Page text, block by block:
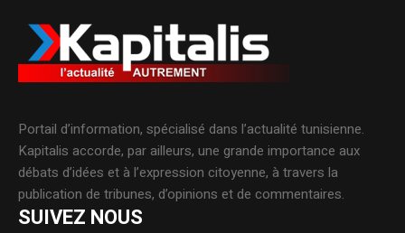
Portail d’information, spécialisé dans l’actualité tunisienne.
Kapitalis accorde, par ailleurs, une grande importance aux
débats d’idées et à l’expression citoyenne, à travers la
publication de tribunes, d’opinions et de commentaires.
SUIVEZ NOUS